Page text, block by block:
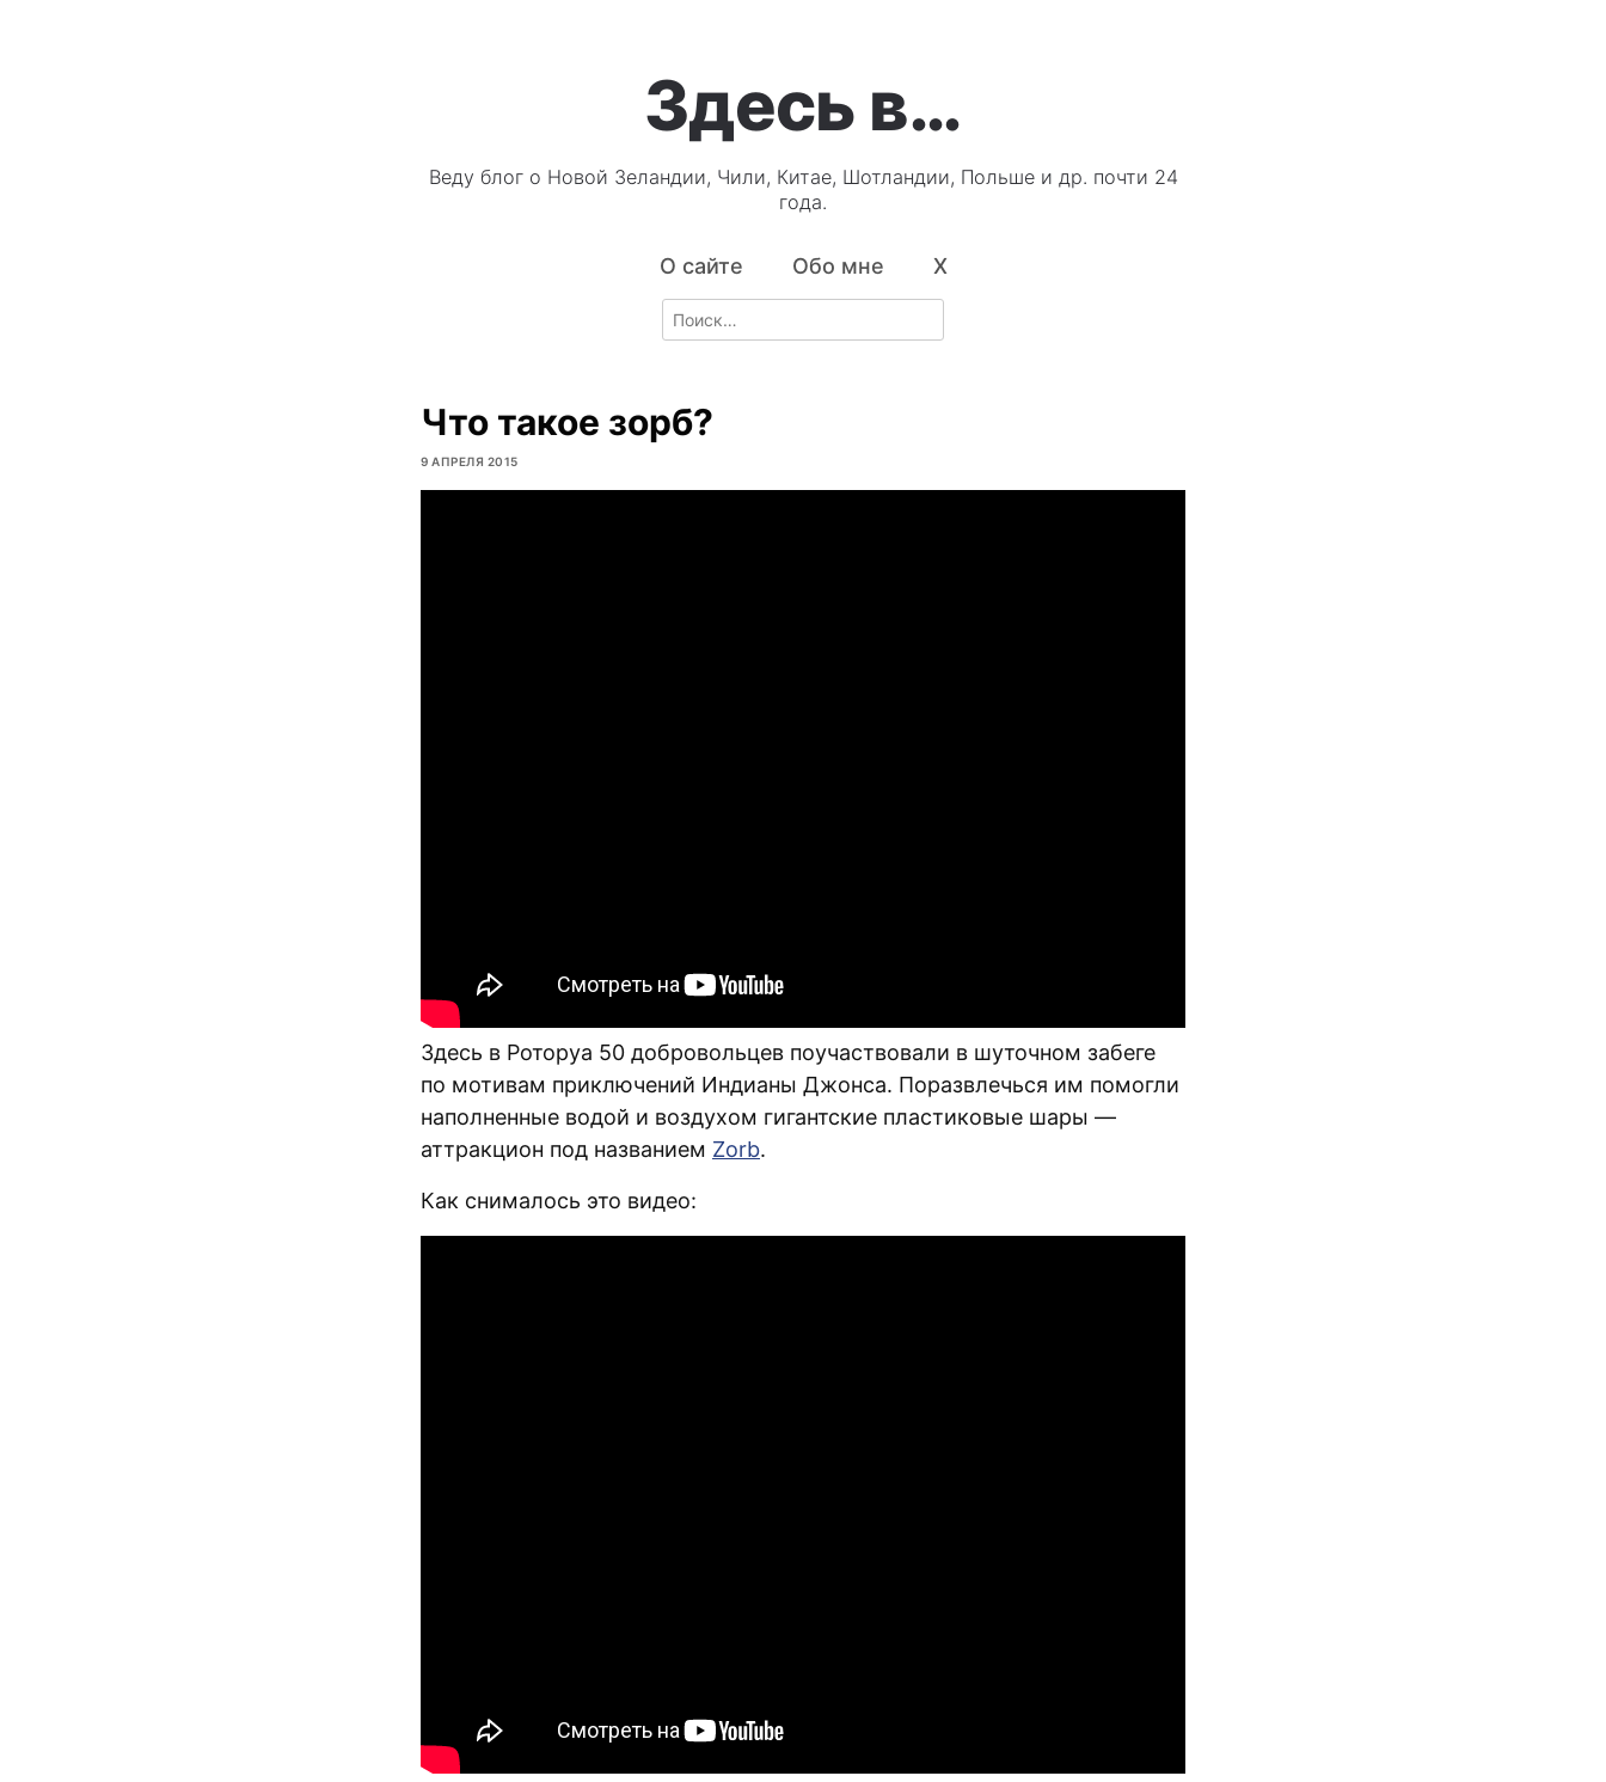
Здесь в…
Веду блог о Новой Зеландии, Чили, Китае, Шотландии, Польше и др. почти 24
года.
О сайте Обо мне X
Search
for:
Что такое зорб?
9 АПРЕЛЯ 2015
Здесь в Роторуа 50 добровольцев поучаствовали в шуточном забеге
по мотивам приключений Индианы Джонса. Поразвлечься им помогли
наполненные водой и воздухом гигантские пластиковые шары —
аттракцион под названием Zorb.
Как снималось это видео: